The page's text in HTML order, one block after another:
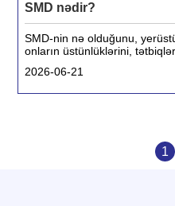
SMD nədir?
SMD-nin nə olduğunu,
onların üstünlüklərini,
2026-06-21
1